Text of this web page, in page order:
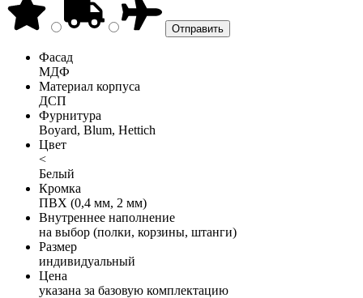
Фасад
МДФ
Материал корпуса
ДСП
Фурнитура
Boyard, Blum, Hettich
Цвет
<
Белый
Кромка
ПВХ (0,4 мм, 2 мм)
Внутреннее наполнение
на выбор (полки, корзины, штанги)
Размер
индивидуальный
Цена
указана за базовую комплектацию